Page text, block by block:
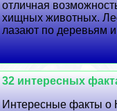
отличная
хищных животных.
лазают по деревьям
32 интересных
Интересные факты о